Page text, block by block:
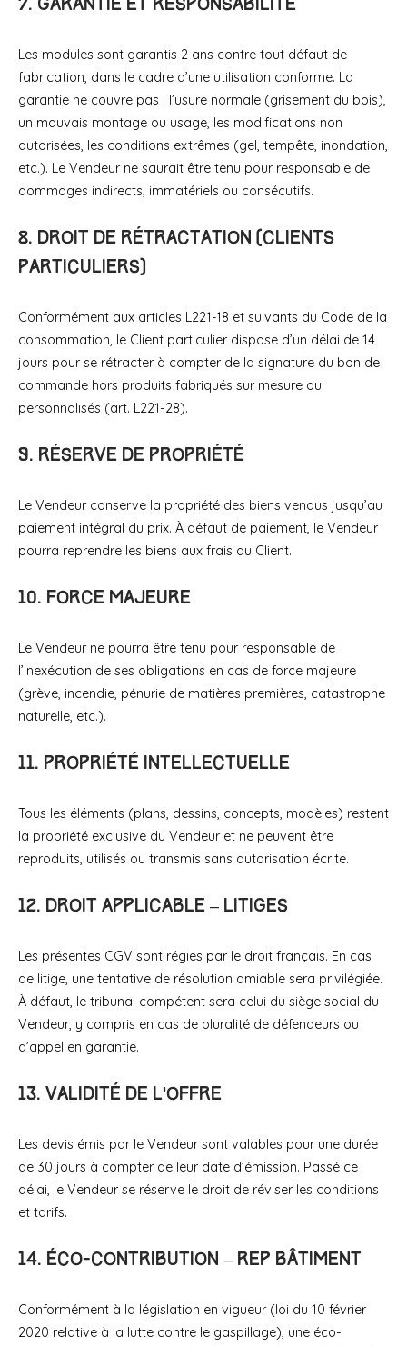
7. Garantie et responsabilité
Les modules sont garantis 2 ans contre tout défaut de
fabrication, dans le cadre d’une utilisation conforme. La
garantie ne couvre pas : l’usure normale (grisement du bois),
un mauvais montage ou usage, les modifications non
autorisées, les conditions extrêmes (gel, tempête, inondation,
etc.). Le Vendeur ne saurait être tenu pour responsable de
dommages indirects, immatériels ou consécutifs.
8. Droit de rétractation (clients
particuliers)
Conformément aux articles L221-18 et suivants du Code de la
consommation, le Client particulier dispose d’un délai de 14
jours pour se rétracter à compter de la signature du bon de
commande hors produits fabriqués sur mesure ou
personnalisés (art. L221-28).
9. Réserve de propriété
Le Vendeur conserve la propriété des biens vendus jusqu’au
paiement intégral du prix. À défaut de paiement, le Vendeur
pourra reprendre les biens aux frais du Client.
10. Force majeure
Le Vendeur ne pourra être tenu pour responsable de
l’inexécution de ses obligations en cas de force majeure
(grève, incendie, pénurie de matières premières, catastrophe
naturelle, etc.).
11. Propriété intellectuelle
Tous les éléments (plans, dessins, concepts, modèles) restent
la propriété exclusive du Vendeur et ne peuvent être
reproduits, utilisés ou transmis sans autorisation écrite.
12. Droit applicable – Litiges
Les présentes CGV sont régies par le droit français. En cas
de litige, une tentative de résolution amiable sera privilégiée.
À défaut, le tribunal compétent sera celui du siège social du
Vendeur, y compris en cas de pluralité de défendeurs ou
d’appel en garantie.
13. Validité de l’offre
Les devis émis par le Vendeur sont valables pour une durée
de 30 jours à compter de leur date d’émission. Passé ce
délai, le Vendeur se réserve le droit de réviser les conditions
et tarifs.
14. Éco-contribution – REP bâtiment
Conformément à la législation en vigueur (loi du 10 février
2020 relative à la lutte contre le gaspillage), une éco-